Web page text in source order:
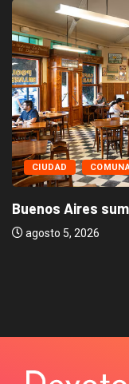
CIUDAD
Buenos Aires
agosto 5, 2026